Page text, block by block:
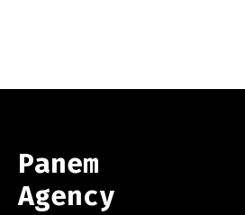
Panem
Agency